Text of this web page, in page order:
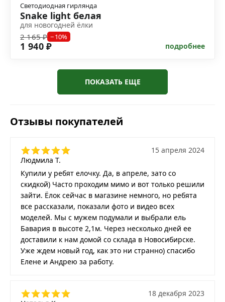
Светодиодная гирлянда
Snake light белая
для новогодней ёлки
2 165 ₽ −10%
1 940 ₽ подробнее
ПОКАЗАТЬ ЕЩЕ
Отзывы покупателей
Людмила Т.
15 апреля 2024
Купили у ребят елочку. Да, в апреле, зато со
скидкой) Часто проходим мимо и вот только решили
зайти. Ёлок сейчас в магазине немного, но ребята
все рассказали, показали фото и видео всех
моделей. Мы с мужем подумали и выбрали ель
Бавария в высоте 2,1м. Через несколько дней ее
доставили к нам домой со склада в Новосибирске.
Уже ждем новый год, как это ни странно) спасибо
Елене и Андрею за работу.
18 декабря 2023